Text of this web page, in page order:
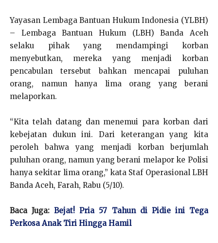
Yayasan Lembaga Bantuan Hukum Indonesia (YLBH)
– Lembaga Bantuan Hukum (LBH) Banda Aceh
selaku pihak yang mendampingi korban
menyebutkan, mereka yang menjadi korban
pencabulan tersebut bahkan mencapai puluhan
orang, namun hanya lima orang yang berani
melaporkan.
“Kita telah datang dan menemui para korban dari
kebejatan dukun ini. Dari keterangan yang kita
peroleh bahwa yang menjadi korban berjumlah
puluhan orang, namun yang berani melapor ke Polisi
hanya sekitar lima orang,” kata Staf Operasional LBH
Banda Aceh, Farah, Rabu (5/10).
Baca Juga:Bejat! Pria 57 Tahun di Pidie ini Tega
Perkosa Anak Tiri Hingga Hamil